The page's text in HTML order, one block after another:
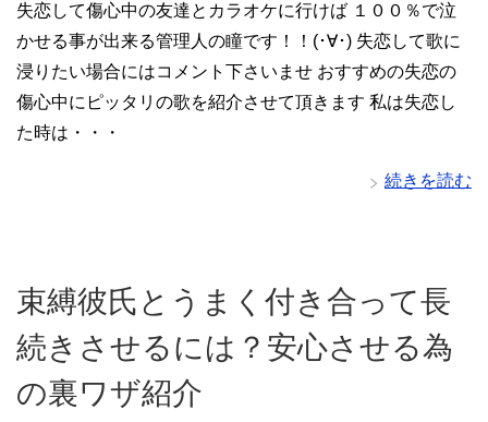
失恋して傷心中の友達とカラオケに行けば １００％で泣
かせる事が出来る管理人の瞳です！！(･∀･) 失恋して歌に
浸りたい場合にはコメント下さいませ おすすめの失恋の
傷心中にピッタリの歌を紹介させて頂きます 私は失恋し
た時は・・・
続きを読む
束縛彼氏とうまく付き合って長
続きさせるには？安心させる為
の裏ワザ紹介